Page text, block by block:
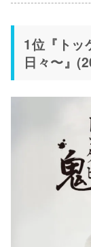
1位『トッ
日々〜』